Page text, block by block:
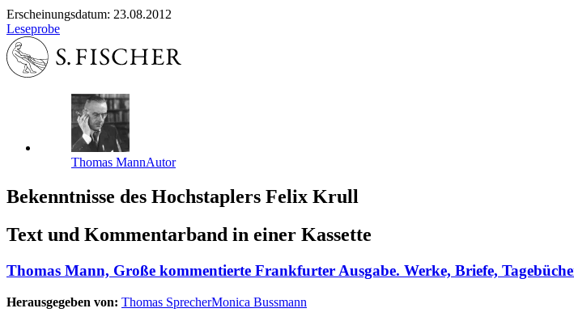
Erscheinungsdatum: 23.08.2012
Leseprobe
Thomas MannAutor
Bekenntnisse des Hochstaplers Felix Krull
Text und Kommentarband in einer Kassette
Thomas Mann, Große kommentierte Frankfurter Ausgabe. Werke, Briefe,
Herausgegeben von: Thomas SprecherMonica Bussmann